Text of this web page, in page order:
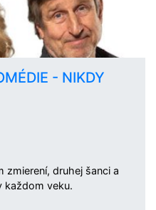
- NIKDY
zmierení, druhej šanci a
každom veku.